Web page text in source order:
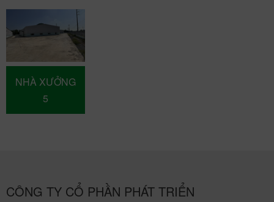
NHÀ XƯỞNG
5
CÔNG TY CỔ PHẦN PHÁT TRIỂN